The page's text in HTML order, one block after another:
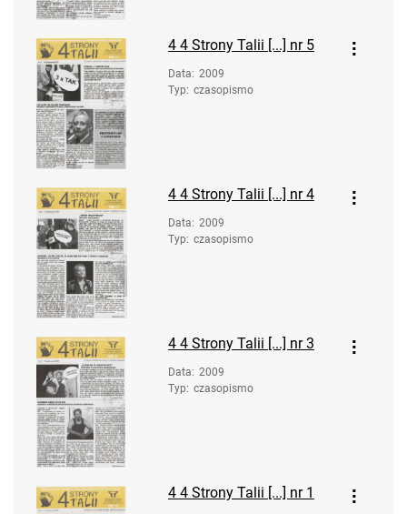
4 4 Strony Talii [...] nr 5
Data: 2009
Typ: czasopismo
4 4 Strony Talii [...] nr 4
Data: 2009
Typ: czasopismo
4 4 Strony Talii [...] nr 3
Data: 2009
Typ: czasopismo
4 4 Strony Talii [...] nr 1